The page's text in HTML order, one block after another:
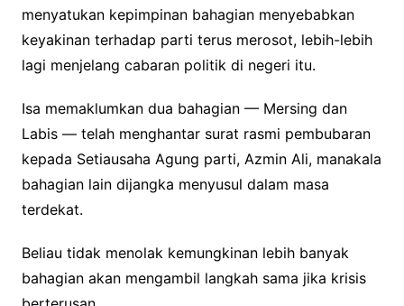
menyatukan kepimpinan bahagian menyebabkan
keyakinan terhadap parti terus merosot, lebih-lebih
lagi menjelang cabaran politik di negeri itu.
Isa memaklumkan dua bahagian — Mersing dan
Labis — telah menghantar surat rasmi pembubaran
kepada Setiausaha Agung parti, Azmin Ali, manakala
bahagian lain dijangka menyusul dalam masa
terdekat.
Beliau tidak menolak kemungkinan lebih banyak
bahagian akan mengambil langkah sama jika krisis